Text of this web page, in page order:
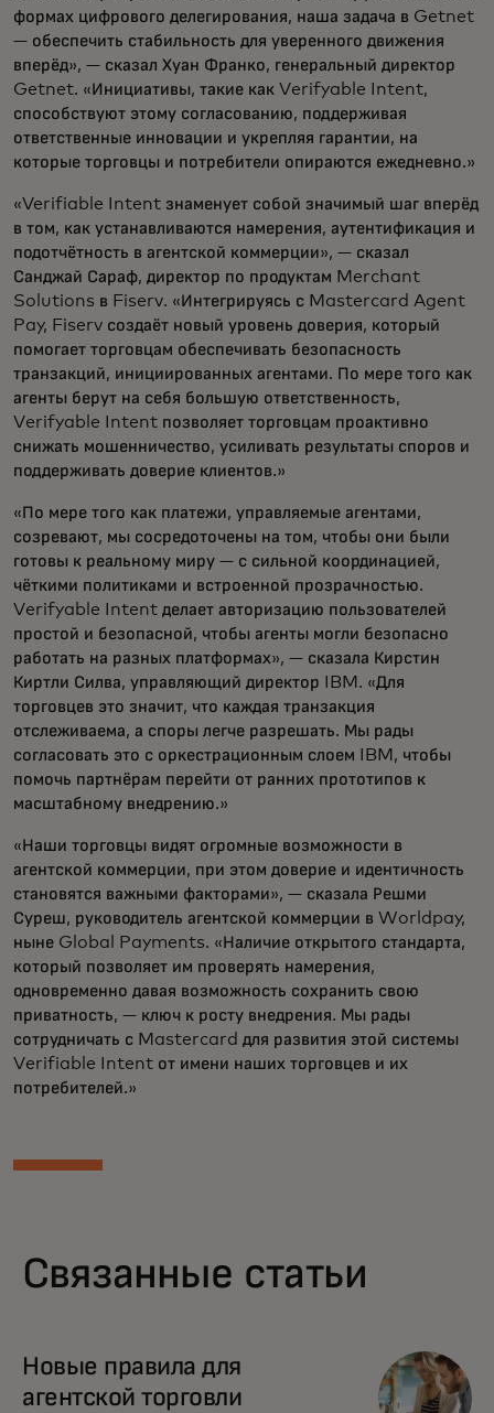
формах цифрового делегирования, наша задача в Getnet
— обеспечить стабильность для уверенного движения
вперёд», — сказал Хуан Франко, генеральный директор
Getnet. «Инициативы, такие как Verifyable Intent,
способствуют этому согласованию, поддерживая
ответственные инновации и укрепляя гарантии, на
которые торговцы и потребители опираются ежедневно.»
«Verifiable Intent знаменует собой значимый шаг вперёд
в том, как устанавливаются намерения, аутентификация и
подотчётность в агентской коммерции», — сказал
Санджай Сараф, директор по продуктам Merchant
Solutions в Fiserv. «Интегрируясь с Mastercard Agent
Pay, Fiserv создаёт новый уровень доверия, который
помогает торговцам обеспечивать безопасность
транзакций, инициированных агентами. По мере того как
агенты берут на себя большую ответственность,
Verifyable Intent позволяет торговцам проактивно
снижать мошенничество, усиливать результаты споров и
поддерживать доверие клиентов.»
«По мере того как платежи, управляемые агентами,
созревают, мы сосредоточены на том, чтобы они были
готовы к реальному миру — с сильной координацией,
чёткими политиками и встроенной прозрачностью.
Verifyable Intent делает авторизацию пользователей
простой и безопасной, чтобы агенты могли безопасно
работать на разных платформах», — сказала Кирстин
Киртли Силва, управляющий директор IBM. «Для
торговцев это значит, что каждая транзакция
отслеживаема, а споры легче разрешать. Мы рады
согласовать это с оркестрационным слоем IBM, чтобы
помочь партнёрам перейти от ранних прототипов к
масштабному внедрению.»
«Наши торговцы видят огромные возможности в
агентской коммерции, при этом доверие и идентичность
становятся важными факторами», — сказала Решми
Суреш, руководитель агентской коммерции в Worldpay,
ныне Global Payments. «Наличие открытого стандарта,
который позволяет им проверять намерения,
одновременно давая возможность сохранить свою
приватность, — ключ к росту внедрения. Мы рады
сотрудничать с Mastercard для развития этой системы
Verifiable Intent от имени наших торговцев и их
потребителей.»
Связанные статьи
Новые правила для
агентской торговли